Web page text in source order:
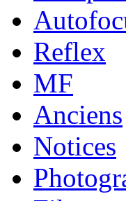
Reflex
MF
Anciens
Notices